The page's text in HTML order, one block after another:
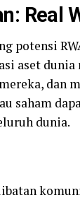
Real
potensi
aset
dan
saham
dunia.